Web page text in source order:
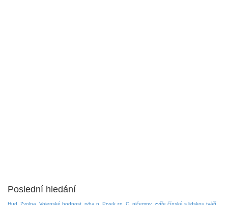
Poslední hledání
Hud. Zvolna Vojenské hodnost ryba n Prvek zn. C ničemny zvíře čínské s lidskou tváří